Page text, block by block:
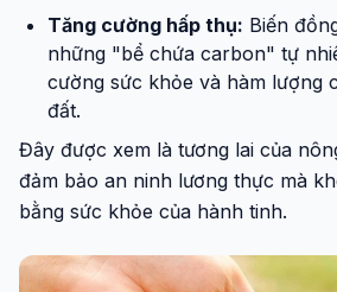
Tăng cường hấp thụ: Biến
những "bể chứa carbon" tự
cường sức khỏe và hàm lượng
đất.
Đây được xem là tương lai của
đảm bảo an ninh lương thực mà
bằng sức khỏe của hành tinh.